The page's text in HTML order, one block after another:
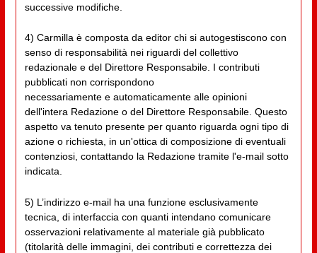
successive modifiche.
4) Carmilla è composta da editor chi si autogestiscono con
senso di responsabilità nei riguardi del collettivo
redazionale e del Direttore Responsabile. I contributi
pubblicati non corrispondono
necessariamente e automaticamente alle opinioni
dell'intera Redazione o del Direttore Responsabile. Questo
aspetto va tenuto presente per quanto riguarda ogni tipo di
azione o richiesta, in un'ottica di composizione di eventuali
contenziosi, contattando la Redazione tramite l'e-mail sotto
indicata.
5) L’indirizzo e-mail ha una funzione esclusivamente
tecnica, di interfaccia con quanti intendano comunicare
osservazioni relativamente al materiale già pubblicato
(titolarità delle immagini, dei contributi e correttezza dei